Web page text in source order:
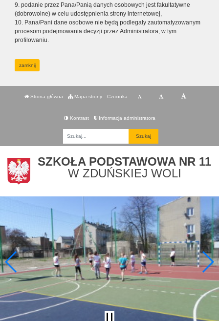
9. podanie przez Pana/Panią danych osobowych jest fakultatywne
(dobrowolne) w celu udostępnienia strony internetowej,
10. Pana/Pani dane osobowe nie będą podlegały zautomatyzowanym
procesom podejmowania decyzji przez Administratora, w tym
profilowaniu.
zamknij
Strona główna Mapa strony Czcionka
Kontrast Informacja administratora
SZKOŁA PODSTAWOWA NR 11
W ZDUŃSKIEJ WOLI